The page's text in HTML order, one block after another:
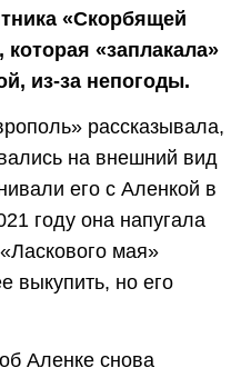
«Скорбящей
которая «заплакала»
из-за непогоды.
рассказывала,
на внешний вид
его с Аленкой в
году она напугала
мая»
выкупить, но его
Аленке снова